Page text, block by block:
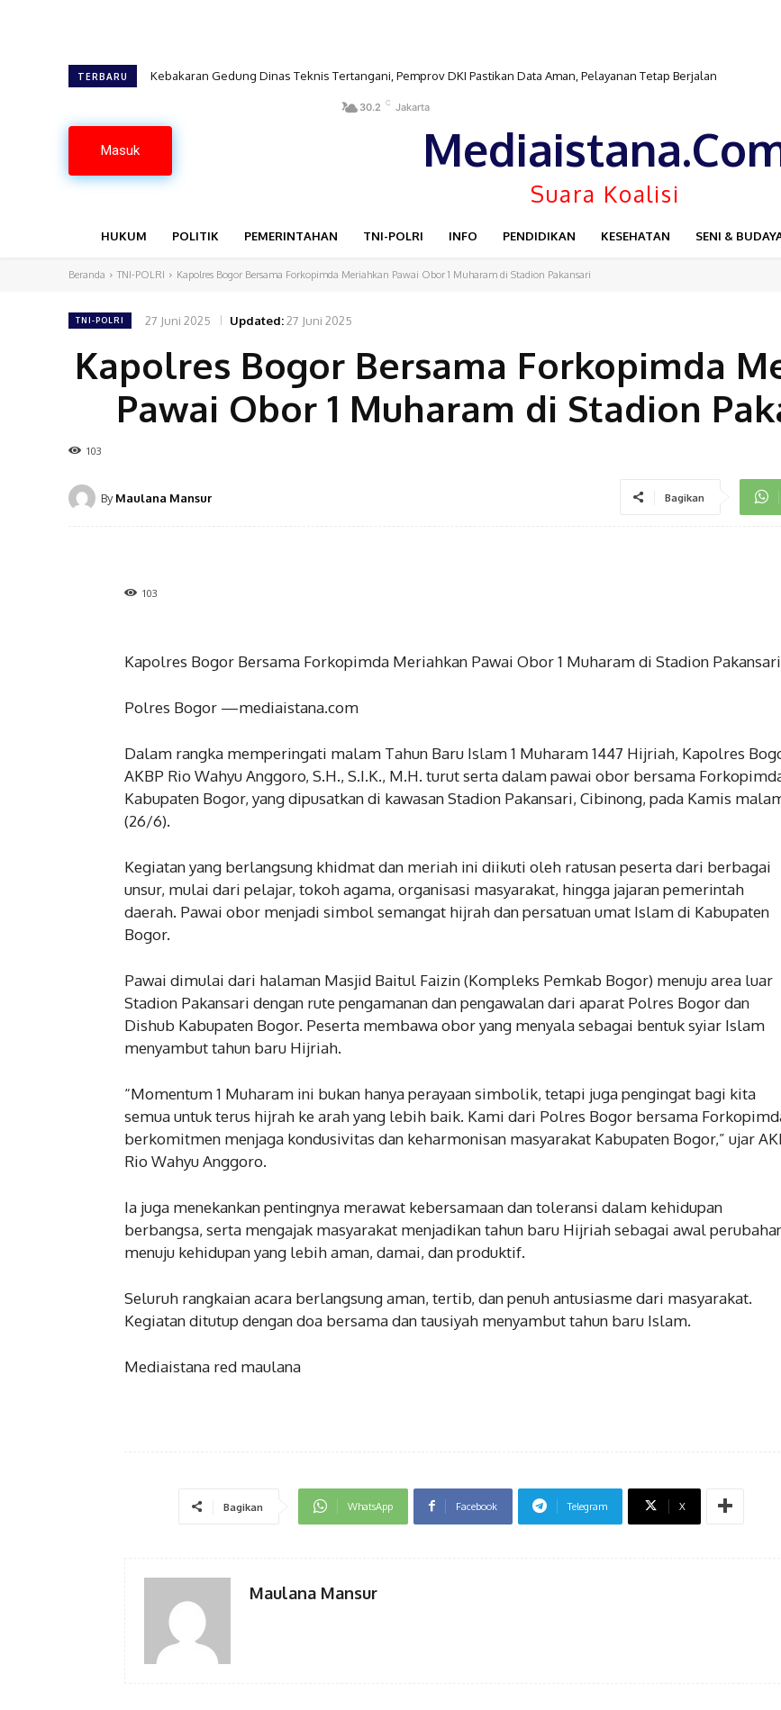
TERBARU Kebakaran Gedung Dinas Teknis Tertangani, Pemprov DKI Pastikan Data Aman, Pelayanan Tetap Berjalan
Masuk
30.2 C Jakarta
Suara Koalisi
HUKUM POLITIK PEMERINTAHAN TNI-POLRI INFO PENDIDIKAN KESEHATAN SENI &
Beranda TNI-POLRI Kapolres Bogor Bersama Forkopimda Meriahkan Pawai Obor 1 Muharam di Stadion Pakansari
TNI-POLRI 27 Juni 2025 Updated:27 Juni 2025
Kapolres Bogor Bersama Forkopimda
Pawai Obor 1 Muharam di Stadion
103
By Maulana Mansur Bagikan
103
Kapolres Bogor Bersama Forkopimda Meriahkan Pawai Obor 1 Muharam di Stadion Pakansari
Polres Bogor —mediaistana.com
Dalam rangka memperingati malam Tahun Baru Islam 1 Muharam 1447 Hijriah, Kapolres
AKBP Rio Wahyu Anggoro, S.H., S.I.K., M.H. turut serta dalam pawai obor bersama
Kabupaten Bogor, yang dipusatkan di kawasan Stadion Pakansari, Cibinong, pada Kamis
(26/6).
Kegiatan yang berlangsung khidmat dan meriah ini diikuti oleh ratusan peserta dari berbagai
unsur, mulai dari pelajar, tokoh agama, organisasi masyarakat, hingga jajaran pemerintah
daerah. Pawai obor menjadi simbol semangat hijrah dan persatuan umat Islam di Kabupaten
Bogor.
Pawai dimulai dari halaman Masjid Baitul Faizin (Kompleks Pemkab Bogor) menuju area luar
Stadion Pakansari dengan rute pengamanan dan pengawalan dari aparat Polres Bogor dan
Dishub Kabupaten Bogor. Peserta membawa obor yang menyala sebagai bentuk syiar Islam
menyambut tahun baru Hijriah.
“Momentum 1 Muharam ini bukan hanya perayaan simbolik, tetapi juga pengingat bagi kita
semua untuk terus hijrah ke arah yang lebih baik. Kami dari Polres Bogor bersama
berkomitmen menjaga kondusivitas dan keharmonisan masyarakat Kabupaten Bogor,” ujar
Rio Wahyu Anggoro.
Ia juga menekankan pentingnya merawat kebersamaan dan toleransi dalam kehidupan
berbangsa, serta mengajak masyarakat menjadikan tahun baru Hijriah sebagai awal
menuju kehidupan yang lebih aman, damai, dan produktif.
Seluruh rangkaian acara berlangsung aman, tertib, dan penuh antusiasme dari masyarakat.
Kegiatan ditutup dengan doa bersama dan tausiyah menyambut tahun baru Islam.
Mediaistana red maulana
Bagikan WhatsApp Facebook Telegram X
Maulana Mansur